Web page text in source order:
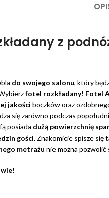
z
do swojego salonu, który
fotel rozkładany! Fotel
jakości boczków oraz
się zarówno podczas
posiada dużą powierzchnię
gości. Znakomicie spisze się
metrażu nie można